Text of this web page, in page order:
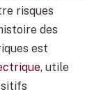
risques
des
est
, utile